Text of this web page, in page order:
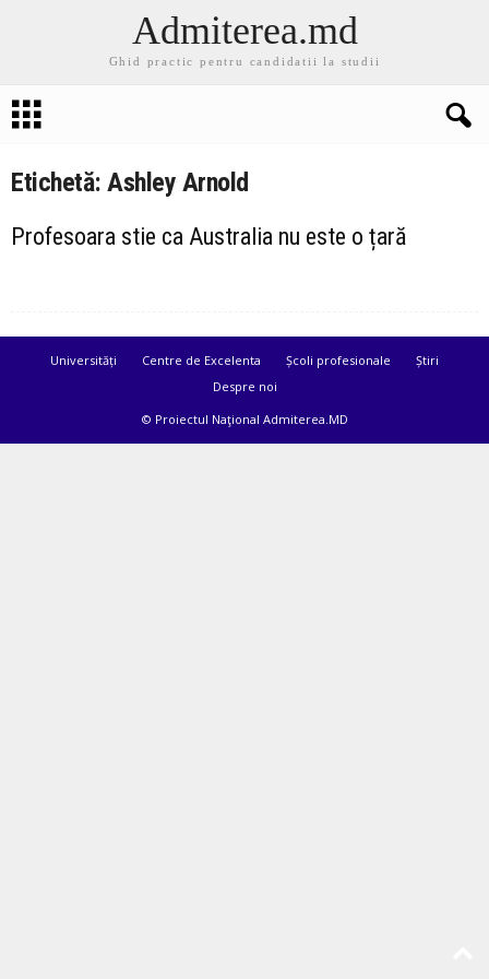
Admiterea.md
Ghid practic pentru candidatii la studii
Etichetă: Ashley Arnold
Profesoara stie ca Australia nu este o țară
Universități Centre de Excelenta Școli profesionale
Știri
Despre noi
© Proiectul Naţional Admiterea.MD